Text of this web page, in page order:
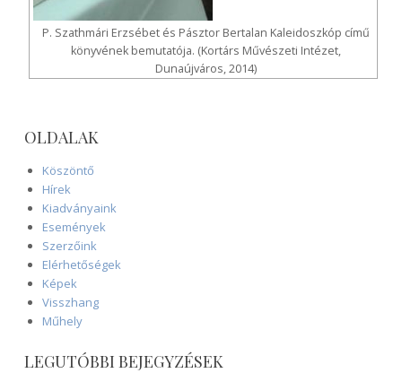
P. Szathmári Erzsébet és Pásztor Bertalan Kaleidoszkóp című
könyvének bemutatója. (Kortárs Művészeti Intézet,
Dunaújváros, 2014)
OLDALAK
Köszöntő
Hírek
Kiadványaink
Események
Szerzőink
Elérhetőségek
Képek
Visszhang
Műhely
LEGUTÓBBI BEJEGYZÉSEK